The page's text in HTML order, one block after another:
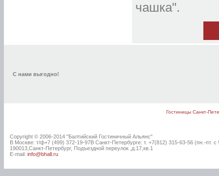
чашка".
С нами выгодно!
Гостиницы Санкт-
Copyright © 2006-2014 "Балтийский Гостиничный Альянс"
В Москве: т/ф+7 (499) 372-19-97В Санкт-Петербурге: т. +7(812) 315-63-56 (пн.-пт. с
190013,Санкт-Петербург, Подъездной переулок ,д.17,кв.1
E-mail: info@bhall.ru